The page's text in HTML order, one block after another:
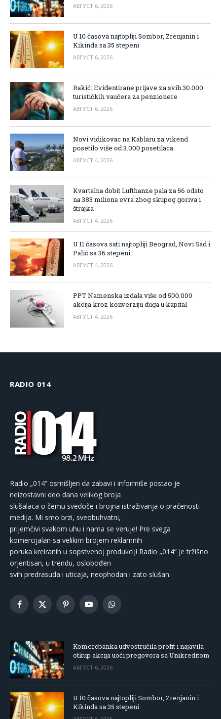
АВГУСТ 6, 2026
U 10 časova najtopliji Sombor, Zrenjanin i
Kikinda sa 35 stepeni
АВГУСТ 6, 2026
Rakić: Evidentirane prijave za svih 30.000
turističkih vaučera za penzionere
АВГУСТ 6, 2026
Novi vidikovac na Kablaru za vikend
posetilo više od 3.000 posetilaca
АВГУСТ 4, 2026
Kvartalna dobit Lufthanze pala za 56 odsto
na 383 miliona evra zbog skupog goriva i
štrajka
АВГУСТ 4, 2026
U 11 časova sati najtopliji Beograd, Novi Sad i
Palić sa 36 stepeni
АВГУСТ 4, 2026
PPT Namenska izdala više od 500.000
akcija kroz konverziju duga u kapital
АВГУСТ 4, 2026
RADIO 014
Radio „014“ osmišljen da zabavi i informiše postao je
neizostavni deo dana velikog broja
slušalaca o čemu svedoče i brojna istraživanja o praćenosti
medija. Mi smo brzi, sveobuhvatni,
prijemčivi svakom uhu i nama se veruje! Pre svega
komercijalan sa velikim brojem reklamnih
poruka kreiranih u sopstvenoj produkciji Radio „014“ je tržišno
orjentisan, u trendu, oslobođen
svih predrasuda i uticaja, neophodan i zato slušan.
Facebook
X
PinterestYouTubeWhatsApp
Komercbanka udvostručila profit i najavila
otkup akcija uoči pregovora sa Unikreditom
АВГУСТ 6, 2026
U 10 časova najtopliji Sombor, Zrenjanin i
Kikinda sa 35 stepeni